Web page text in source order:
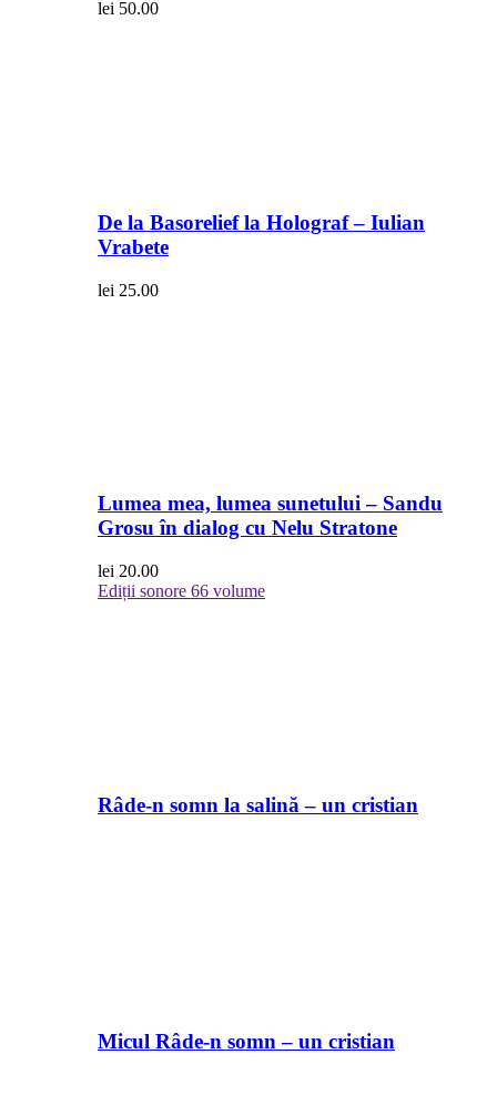
lei 50.00
De la Basorelief la Holograf – Iulian
Vrabete
lei 25.00
Lumea mea, lumea sunetului – Sandu
Grosu în dialog cu Nelu Stratone
lei 20.00
Ediții sonore 66 volume
Râde-n somn la salină – un cristian
Micul Râde-n somn – un cristian